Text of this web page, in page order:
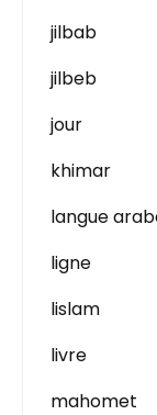
jilbab
jilbeb
jour
khimar
langue
ligne
lislam
livre
mahomet